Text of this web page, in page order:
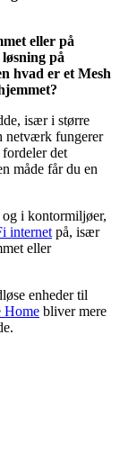
eller på
på
hvad er et Mesh
især i større
netværk fungerer
det
måde får du en
i kontormiljøer,
internet på, især
eller
enheder til
Home bliver mere